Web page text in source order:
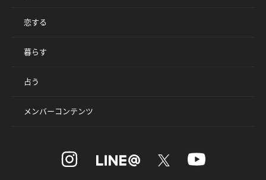
恋する
暮らす
占う
メンバーコンテンツ